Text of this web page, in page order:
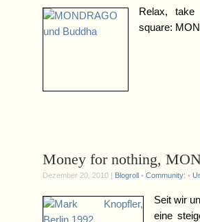
Relax,
square:
Money for nothing,
Dezember 20, 2010 | Blogroll • Community: •
Seit wir
eine